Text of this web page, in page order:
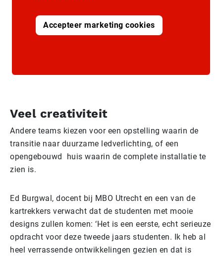
Accepteer marketing cookies
Veel creativiteit
Andere teams kiezen voor een opstelling waarin de
transitie naar duurzame ledverlichting, of een
opengebouwd huis waarin de complete installatie te
zien is.
Ed Burgwal, docent bij MBO Utrecht en een van de
kartrekkers verwacht dat de studenten met mooie
designs zullen komen: ‘Het is een eerste, echt serieuze
opdracht voor deze tweede jaars studenten. Ik heb al
heel verrassende ontwikkelingen gezien en dat is